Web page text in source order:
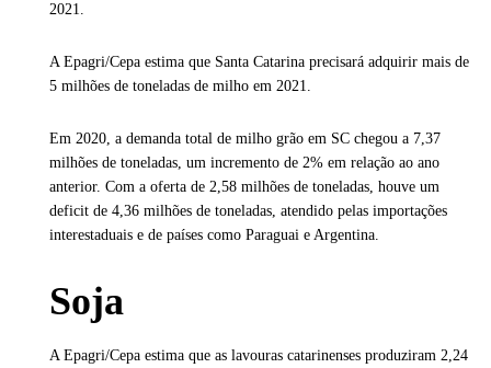
2021.
A Epagri/Cepa estima que Santa Catarina precisará adquirir mais de
5 milhões de toneladas de milho em 2021.
Em 2020, a demanda total de milho grão em SC chegou a 7,37
milhões de toneladas, um incremento de 2% em relação ao ano
anterior. Com a oferta de 2,58 milhões de toneladas, houve um
deficit de 4,36 milhões de toneladas, atendido pelas importações
interestaduais e de países como Paraguai e Argentina.
Soja
A Epagri/Cepa estima que as lavouras catarinenses produziram 2,24